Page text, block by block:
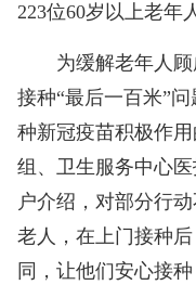
223位60岁以上老年
为缓解老年人顾
接种“最后一百米”
种新冠疫苗积极作
组、卫生服务中心
户介绍，对部分行
老人，在上门接种
同，让他们安心接